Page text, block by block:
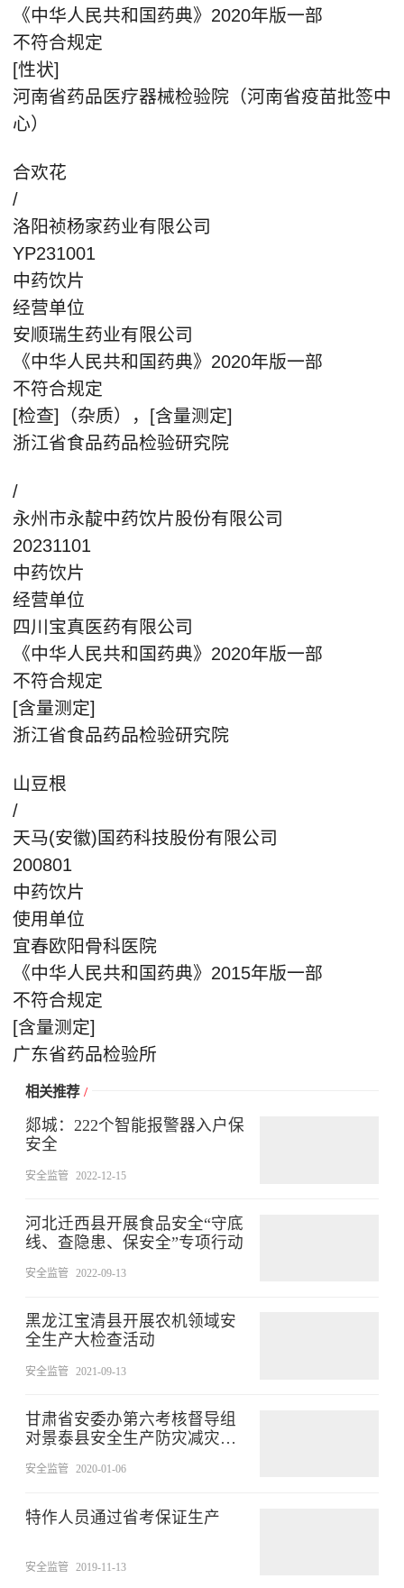
《中华人民共和国药典》2020年版一部
不符合规定
[性状]
河南省药品医疗器械检验院（河南省疫苗批签中
心）
合欢花
/
洛阳祯杨家药业有限公司
YP231001
中药饮片
经营单位
安顺瑞生药业有限公司
《中华人民共和国药典》2020年版一部
不符合规定
[检查]（杂质），[含量测定]
浙江省食品药品检验研究院
/
永州市永靛中药饮片股份有限公司
20231101
中药饮片
经营单位
四川宝真医药有限公司
《中华人民共和国药典》2020年版一部
不符合规定
[含量测定]
浙江省食品药品检验研究院
山豆根
/
天马(安徽)国药科技股份有限公司
200801
中药饮片
使用单位
宜春欧阳骨科医院
《中华人民共和国药典》2015年版一部
不符合规定
[含量测定]
广东省药品检验所
相关推荐 /
郯城：222个智能报警器入户保
安全
安全监管 2022-12-15
河北迁西县开展食品安全“守底
线、查隐患、保安全”专项行动
安全监管 2022-09-13
黑龙江宝清县开展农机领域安
全生产大检查活动
安全监管 2021-09-13
甘肃省安委办第六考核督导组
对景泰县安全生产防灾减灾应
安全监管 2020-01-06
特作人员通过省考保证生产
安全监管 2019-11-13